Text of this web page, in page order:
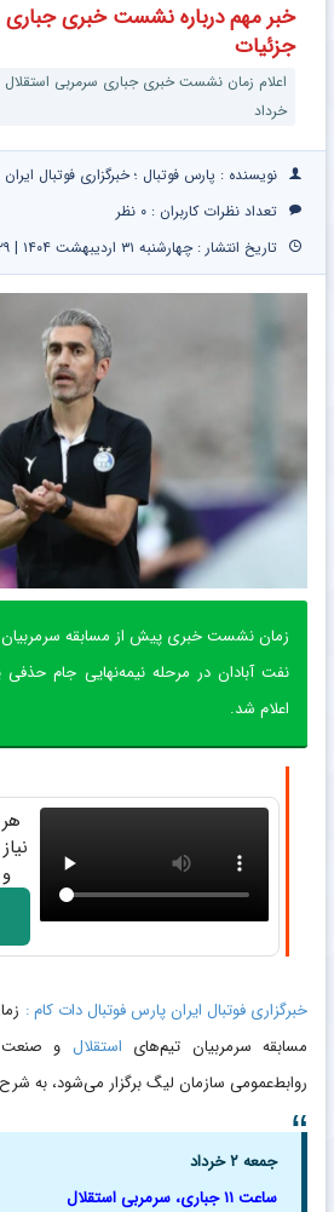
(تخفیف
امشب)
خبر مهم درباره نشست خبری
جزئیات
خرداد
نویسنده : پارس فوتبال ؛ خبرگزاری فوتبال ایران ParsFootball
تعداد نظرات کاربران : ۰ نظر
تاریخ انتشار : چهارشنبه ۳۱ اردیبهشت ۱۴۰۴ | ۱۸:۲۹
زمان نشست خبری پیش از مسابقه
نفت آبادان در مرحله نیمه‌نهایی جام حذفی
اعلام شد.
خبرگزاری فوتبال ایران پارس فوتبال دات کام :
مسابقه سرمربیان تیم‌های استقلال و صنعت
روابط‌عمومی سازمان لیگ برگزار می‌شود، به
جمعه ۲ خرداد
ساعت ۱۱ جباری، سرمربی استقلال